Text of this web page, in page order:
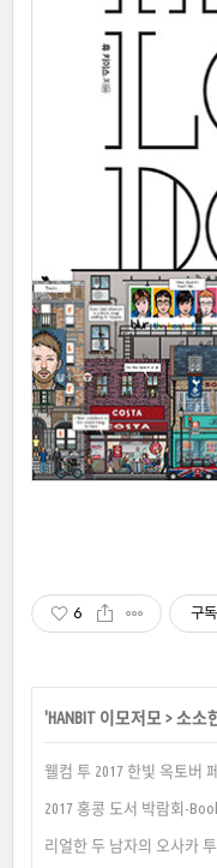
6 구
'HANBIT 이모저모 > 소소
웰컴 투 2017 한빛 옥토버
2017 홍콩 도서 박람회-
리얼한 두 남자의 오사카 투